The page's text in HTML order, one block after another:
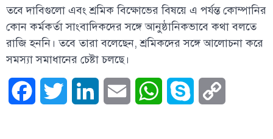
তবে দাবিগুলো এবং শ্রমিক বিক্ষোভের বিষয়ে এ পর্যন্ত কোম্পানির
কোন কর্মকর্তা সাংবাদিকদের সঙ্গে আনুষ্ঠানিকভাবে কথা বলতে
রাজি হননি। তবে তারা বলেছেন, শ্রমিকদের সঙ্গে আলোচনা করে
সমস্যা সমাধানের চেষ্টা চলছে।
FacebookTwitter LinkedIn Email WhatsAppSkype